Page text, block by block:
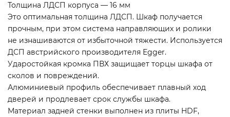
Толщина ЛДСП корпуса — 16 мм
Это оптимальная толщина ЛДСП. Шкаф получается
прочным, при этом система направляющих и ролики
не изнашиваются от избыточной тяжести. Используется
ДСП австрийского производителя Egger.
Ударостойкая кромка ПВХ защищает торцы шкафа от
сколов и повреждений.
Алюминиевый профиль обеспечивает плавный ход
дверей и продлевает срок службы шкафа.
Материал задней стенки выполнен из плиты HDF,